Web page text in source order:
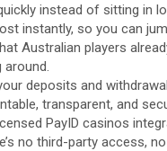
instead of sitting in
instantly, so you can
Australian players
around.
deposits and
transparent, and
PayID casinos
no third-party access,